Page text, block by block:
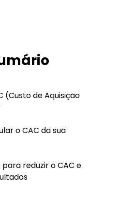
(Custo de Aquisição
o CAC da sua
reduzir o CAC e